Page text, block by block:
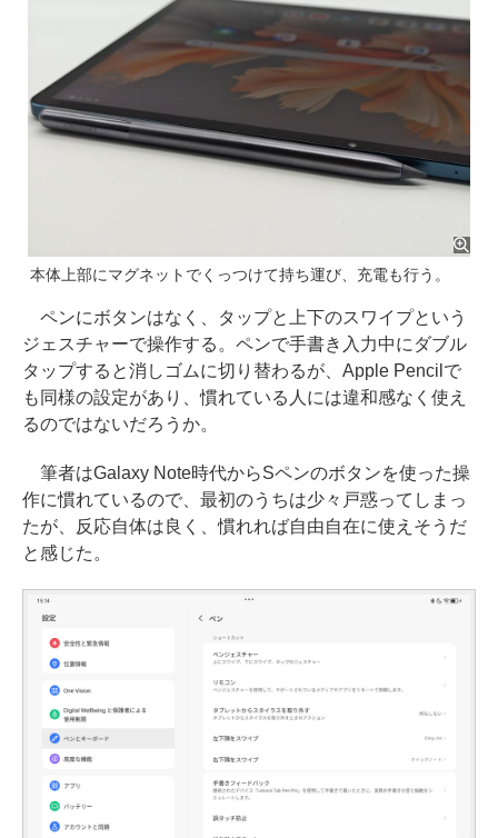
本体上部にマグネットでくっつけて持ち運び、充電も行う。
ペンにボタンはなく、タップと上下のスワイプという
ジェスチャーで操作する。ペンで手書き入力中にダブル
タップすると消しゴムに切り替わるが、Apple Pencilで
も同様の設定があり、慣れている人には違和感なく使え
るのではないだろうか。
筆者はGalaxy Note時代からSペンのボタンを使った操
作に慣れているので、最初のうちは少々戸惑ってしまっ
たが、反応自体は良く、慣れれば自由自在に使えそうだ
と感じた。